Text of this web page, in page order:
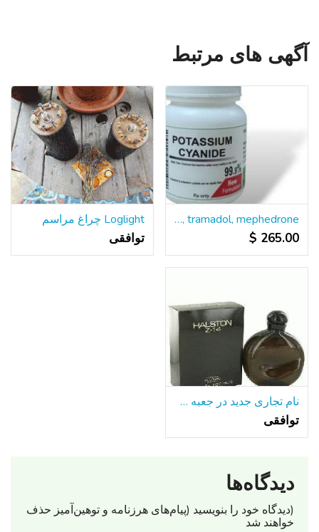
آگهی های مرتبط
Buy cyanide, nembutal, xanax, valium, oxytocin, viagra, tramadol, mephedrone
265.00 $
Loglight چراغ مراسم
توافقی
نام تجاری جدید در جعبه HALSTON Z-14 8OZ بطری
توافقی
دیدگاه‌ها
(دیدگاه خود را بنویسید (پیام‌های هرزنامه‌ و توهین‌آمیز حذف
خواهند شد